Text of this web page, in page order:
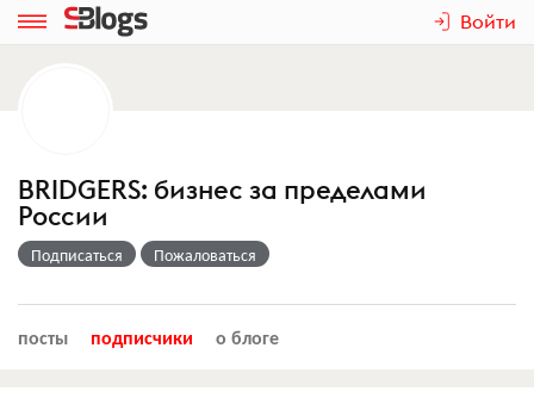
Войти
BRIDGERS: бизнес за пределами
России
Подписаться Пожаловаться
посты подписчики о блоге